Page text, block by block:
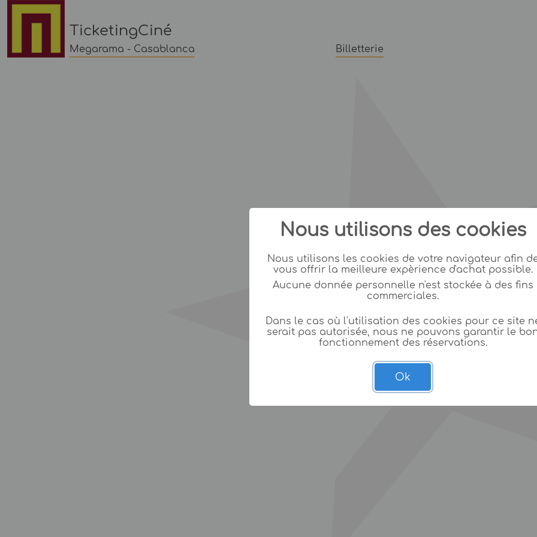
TicketingCiné
Megarama - Casablanca Billetterie
Nous utilisons des cookies
Nous utilisons les cookies de votre navigateur afin
vous offrir la meilleure expèrience d'achat possible.
Aucune donnée personnelle n'est stockée à des fins
commerciales.
Dans le cas où l'utilisation des cookies pour ce site
serait pas autorisée, nous ne pouvons garantir le
fonctionnement des réservations.
Ok